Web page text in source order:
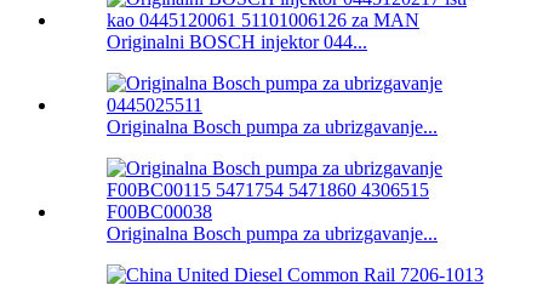
Originalni BOSCH injektor 044...
Originalna Bosch pumpa za ubrizgavanje...
Originalna Bosch pumpa za ubrizgavanje...